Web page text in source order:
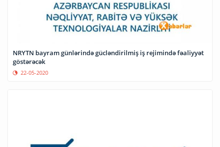
NRYTN bayram günlərində gücləndirilmiş iş rejimində fəaliyyət
göstərəcək
22-05-2020